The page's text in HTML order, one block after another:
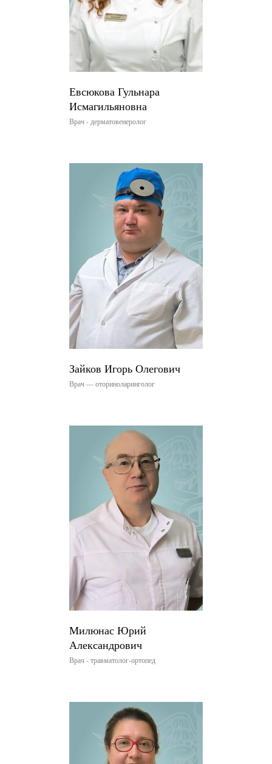
Евсюкова Гульнара
Исмагильяновна
Врач - дерматовенеролог
Зайков Игорь Олегович
Врач — оториноларинголог
Милюнас Юрий
Александрович
Врач - травматолог-ортопед